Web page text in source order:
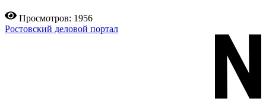
Просмотров: 1956
Ростовский деловой портал